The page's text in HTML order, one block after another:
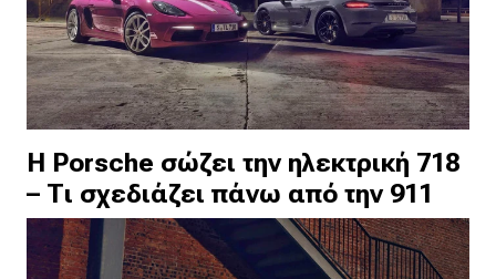
Η Porsche σώζει την ηλεκτρική 718
– Τι σχεδιάζει πάνω από την 911